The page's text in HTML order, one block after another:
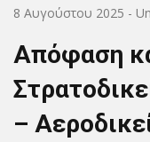
8 Αυγούστου 2025 -
Απόφαση
–